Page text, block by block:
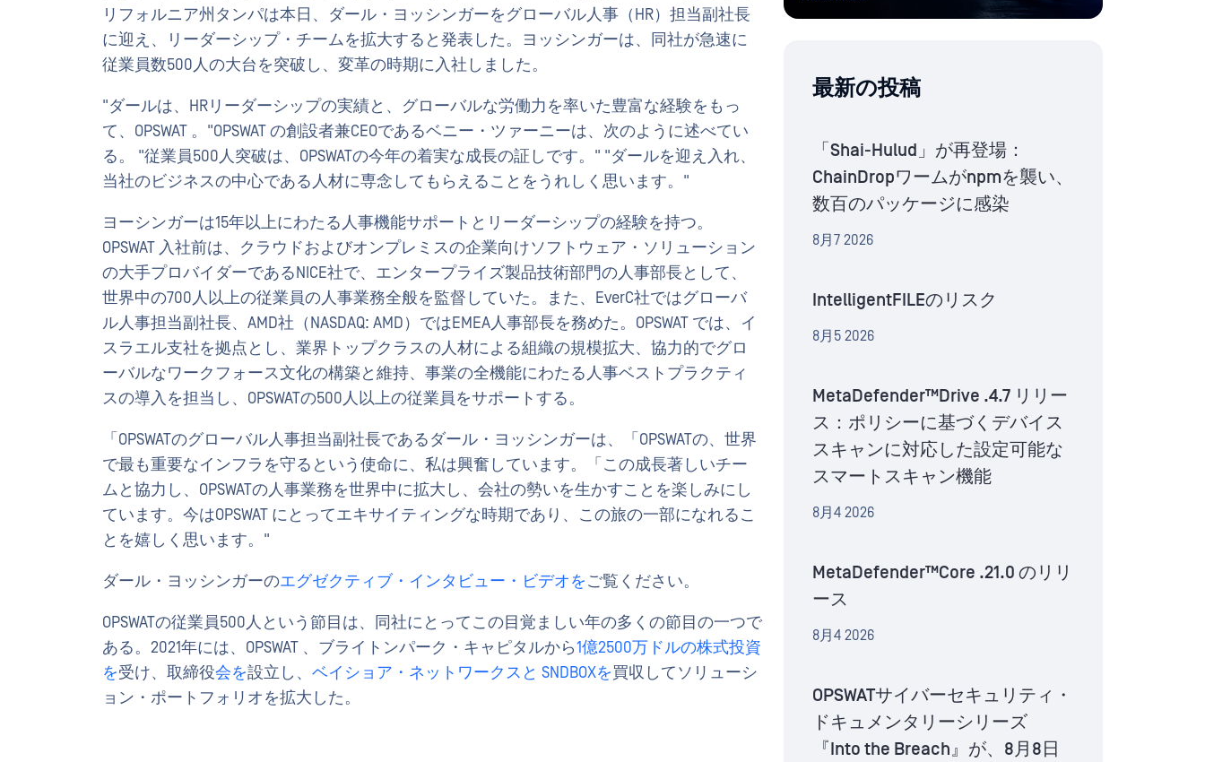
リフォルニア州タンパは本日、ダール・ヨッシンガーをグローバル人事（HR）担当副社長
に迎え、リーダーシップ・チームを拡大すると発表した。ヨッシンガーは、同社が急速に
従業員数500人の大台を突破し、変革の時期に入社しました。
"ダールは、HRリーダーシップの実績と、グローバルな労働力を率いた豊富な経験をもっ
て、OPSWAT 。"OPSWAT の創設者兼CEOであるベニー・ツァーニーは、次のように述べてい
る。 "従業員500人突破は、OPSWATの今年の着実な成長の証しです。" "ダールを迎え入れ、
当社のビジネスの中心である人材に専念してもらえることをうれしく思います。"
ヨーシンガーは15年以上にわたる人事機能サポートとリーダーシップの経験を持つ。
OPSWAT 入社前は、クラウドおよびオンプレミスの企業向けソフトウェア・ソリューション
の大手プロバイダーであるNICE社で、エンタープライズ製品技術部門の人事部長として、
世界中の700人以上の従業員の人事業務全般を監督していた。また、EverC社ではグローバ
ル人事担当副社長、AMD社（NASDAQ: AMD）ではEMEA人事部長を務めた。OPSWAT では、イ
スラエル支社を拠点とし、業界トップクラスの人材による組織の規模拡大、協力的でグロ
ーバルなワークフォース文化の構築と維持、事業の全機能にわたる人事ベストプラクティ
スの導入を担当し、OPSWATの500人以上の従業員をサポートする。
「OPSWATのグローバル人事担当副社長であるダール・ヨッシンガーは、「OPSWATの、世界
で最も重要なインフラを守るという使命に、私は興奮しています。「この成長著しいチー
ムと協力し、OPSWATの人事業務を世界中に拡大し、会社の勢いを生かすことを楽しみにし
ています。今はOPSWAT にとってエキサイティングな時期であり、この旅の一部になれるこ
とを嬉しく思います。"
ダール・ヨッシンガーのエグゼクティブ・インタビュー・ビデオをご覧ください。
OPSWATの従業員500人という節目は、同社にとってこの目覚ましい年の多くの節目の一つで
ある。2021年には、OPSWAT 、ブライトンパーク・キャピタルから1億2500万ドルの株式投資
を受け、取締役会を設立し、 ベイショア・ネットワークスと SNDBOXを買収してソリューシ
ョン・ポートフォリオを拡大した。
最新の投稿
「Shai-Hulud」が再登場：
ChainDropワームがnpmを襲い、
数百のパッケージに感染
8月7 2026
IntelligentFILEのリスク
8月5 2026
MetaDefender™Drive .4.7 リリー
ス：ポリシーに基づくデバイス
スキャンに対応した設定可能な
スマートスキャン機能
8月4 2026
MetaDefender™Core .21.0 のリリ
ース
8月4 2026
OPSWATサイバーセキュリティ・
ドキュメンタリーシリーズ
『Into the Breach』が、8月8日